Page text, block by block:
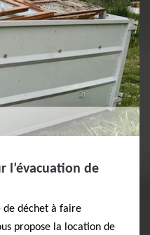
l’évacuation de
de déchet à faire
propose la location de